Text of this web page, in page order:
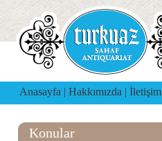
Anasayfa | Hakkımızda | İletişim
Konular